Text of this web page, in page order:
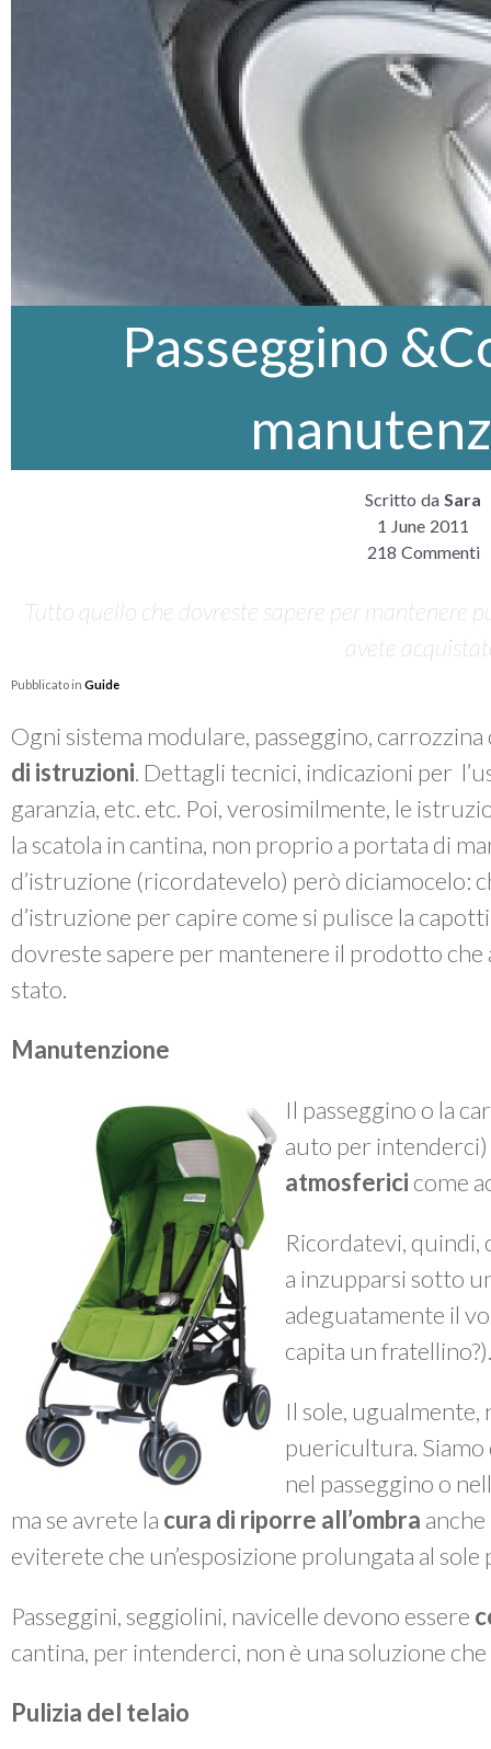
Passeggino
Scritto da Sara
1 June 2011
218 Commenti
Tutto quello che dovreste sapere per mantenere
avete
Pubblicato in Guide
Ogni sistema modulare, passeggino,
di istruzioni. Dettagli tecnici, indicazioni per
garanzia, etc. etc. Poi, verosimilmente, le
la scatola in cantina, non proprio a portata di
d’istruzione (ricordatevelo) però diciamocelo:
d’istruzione per capire come si pulisce la
dovreste sapere per mantenere il prodotto
stato.
Manutenzione
Il passeggino o la
auto per
atmosferici come
Ricordatevi, quindi,
a inzupparsi sotto
adeguatamente il
capita un fratellino?).
Il sole, ugualmente,
puericultura.
nel passeggino o
ma se avrete la cura di riporre all’ombra
eviterete che un’esposizione prolungata al sole
Passeggini, seggiolini, navicelle devono essere
cantina, per intenderci, non è una soluzione
Pulizia del telaio